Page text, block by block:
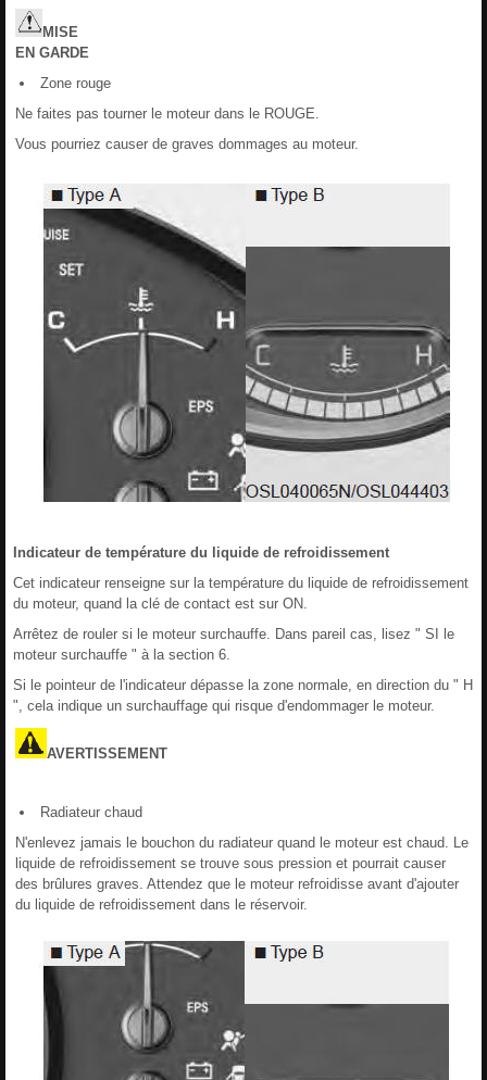
MISE
EN GARDE
Zone rouge
Ne faites pas tourner le moteur dans le ROUGE.
Vous pourriez causer de graves dommages au moteur.
Indicateur de température du liquide de refroidissement
Cet indicateur renseigne sur la température du liquide de refroidissement
du moteur, quand la clé de contact est sur ON.
Arrêtez de rouler si le moteur surchauffe. Dans pareil cas, lisez " SI le
moteur surchauffe " à la section 6.
Si le pointeur de l'indicateur dépasse la zone normale, en direction du " H
", cela indique un surchauffage qui risque d'endommager le moteur.
AVERTISSEMENT
Radiateur chaud
N'enlevez jamais le bouchon du radiateur quand le moteur est chaud. Le
liquide de refroidissement se trouve sous pression et pourrait causer
des brûlures graves. Attendez que le moteur refroidisse avant d'ajouter
du liquide de refroidissement dans le réservoir.